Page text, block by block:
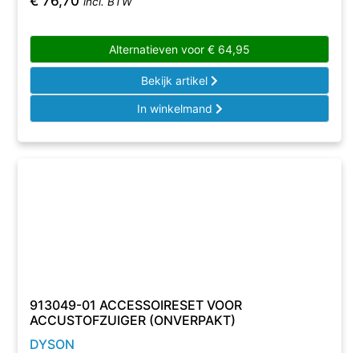
Alternatieven voor € 64,95
Bekijk artikel
In winkelmand
913049-01 ACCESSOIRESET VOOR
ACCUSTOFZUIGER (ONVERPAKT)
DYSON